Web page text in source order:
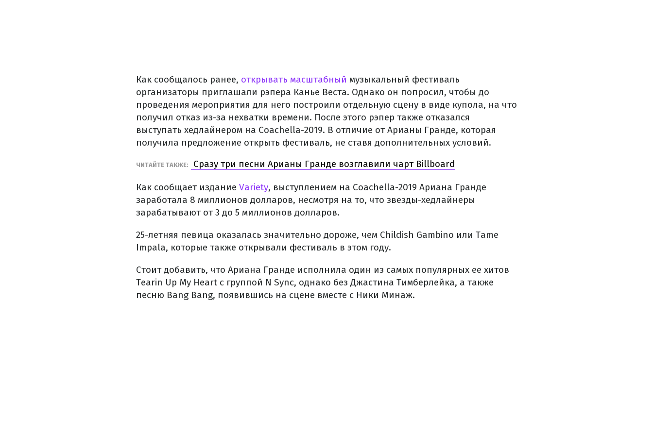
Как сообщалось ранее, открывать масштабный музыкальный фестиваль
организаторы приглашали рэпера Канье Веста. Однако он попросил, чтобы до
проведения мероприятия для него построили отдельную сцену в виде купола, на что
получил отказ из-за нехватки времени. После этого рэпер также отказался
выступать хедлайнером на Coachella-2019. В отличие от Арианы Гранде, которая
получила предложение открыть фестиваль, не ставя дополнительных условий.
ЧИТАЙТЕ ТАКЖЕ: Сразу три песни Арианы Гранде возглавили чарт Billboard
Как сообщает издание Variety, выступлением на Coachella-2019 Ариана Гранде
заработала 8 миллионов долларов, несмотря на то, что звезды-хедлайнеры
зарабатывают от 3 до 5 миллионов долларов.
25-летняя певица оказалась значительно дороже, чем Childish Gambino или Tame
Impala, которые также открывали фестиваль в этом году.
Стоит добавить, что Ариана Гранде исполнила один из самых популярных ее хитов
Tearin Up My Heart с группой N Sync, однако без Джастина Тимберлейка, а также
песню Bang Bang, появившись на сцене вместе с Ники Минаж.